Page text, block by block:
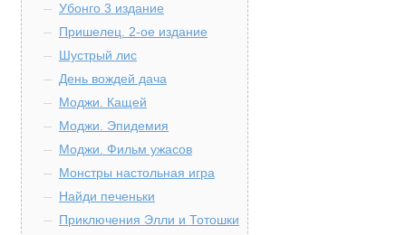
Убонго 3 издание
Пришелец. 2-ое издание
Шустрый лис
День вождей дача
Моджи. Кащей
Моджи. Эпидемия
Моджи. Фильм ужасов
Монстры настольная игра
Найди печеньки
Приключения Элли и Тотошки